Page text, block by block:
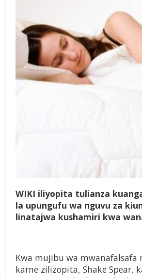
WIKI iliyopita tulianza
la upungufu wa nguvu za
linatajwa kushamiri kwa
Kwa mujibu wa mwanafalsafa
karne zilizopita, Shake Spear,